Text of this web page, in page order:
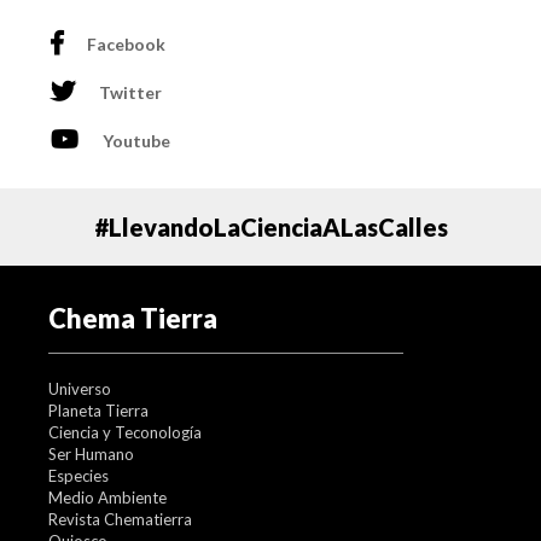
Facebook
Twitter
Youtube
#LlevandoLaCienciaALasCalles
Chema Tierra
Universo
Planeta Tierra
Ciencia y Teconología
Ser Humano
Especies
Medio Ambiente
Revista Chematierra